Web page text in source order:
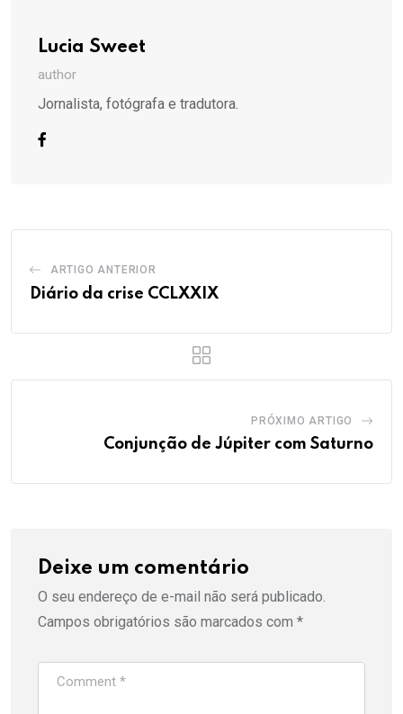
Lucia Sweet
author
Jornalista, fotógrafa e tradutora.
ARTIGO ANTERIOR
Diário da crise CCLXXIX
PRÓXIMO ARTIGO
Conjunção de Júpiter com Saturno
Deixe um comentário
O seu endereço de e-mail não será publicado.
Campos obrigatórios são marcados com *